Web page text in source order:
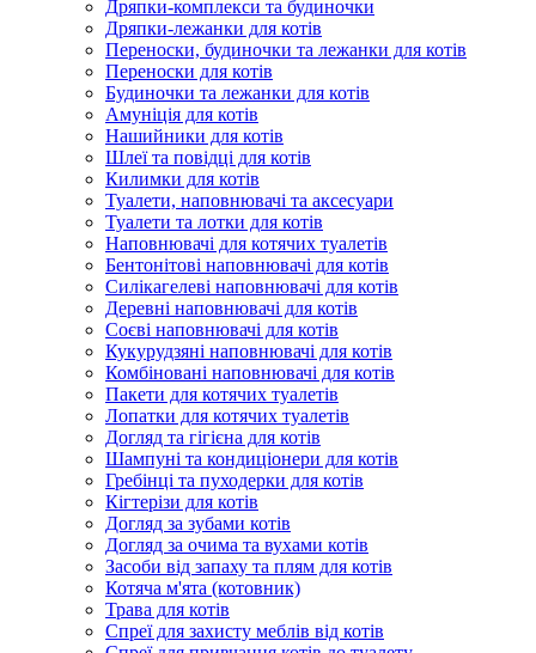
Дряпки-комплекси та будиночки
Дряпки-лежанки для котів
Переноски, будиночки та лежанки для котів
Переноски для котів
Будиночки та лежанки для котів
Амуніція для котів
Нашийники для котів
Шлеї та повідці для котів
Килимки для котів
Туалети, наповнювачі та аксесуари
Туалети та лотки для котів
Наповнювачі для котячих туалетів
Бентонітові наповнювачі для котів
Силікагелеві наповнювачі для котів
Деревні наповнювачі для котів
Соєві наповнювачі для котів
Кукурудзяні наповнювачі для котів
Комбіновані наповнювачі для котів
Пакети для котячих туалетів
Лопатки для котячих туалетів
Догляд та гігієна для котів
Шампуні та кондиціонери для котів
Гребінці та пуходерки для котів
Кігтерізи для котів
Догляд за зубами котів
Догляд за очима та вухами котів
Засоби від запаху та плям для котів
Котяча м'ята (котовник)
Трава для котів
Спреї для захисту меблів від котів